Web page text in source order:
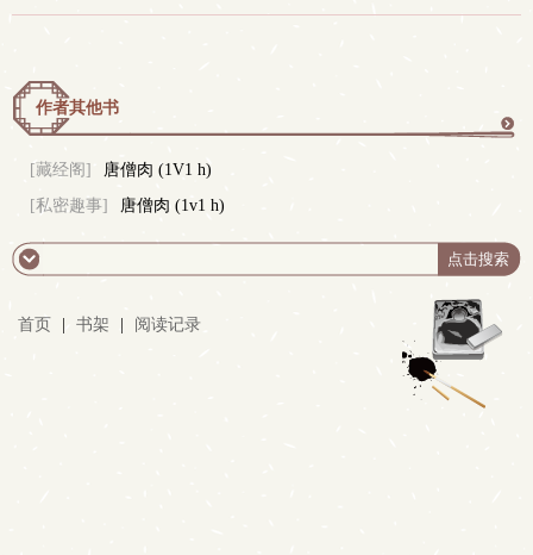
作者其他书
[藏经阁]
唐僧肉 (1V1 h)
[私密趣事]
唐僧肉 (1v1 h)
首页 书架 阅读记录